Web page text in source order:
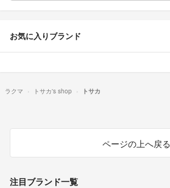
お気に入りブランド
ラクマ トサカ's shop トサカ
ページの上へ戻る
注目ブランド一覧